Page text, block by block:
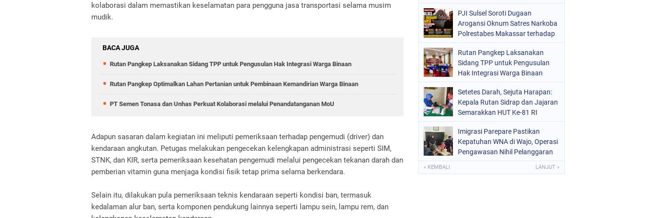
kolaborasi dalam memastikan keselamatan para pengguna jasa transportasi selama musim
mudik.
BACA JUGA
Rutan Pangkep Laksanakan Sidang TPP untuk Pengusulan Hak Integrasi Warga Binaan
Rutan Pangkep Optimalkan Lahan Pertanian untuk Pembinaan Kemandirian Warga Binaan
PT Semen Tonasa dan Unhas Perkuat Kolaborasi melalui Penandatanganan MoU
Adapun sasaran dalam kegiatan ini meliputi pemeriksaan terhadap pengemudi (driver) dan
kendaraan angkutan. Petugas melakukan pengecekan kelengkapan administrasi seperti SIM,
STNK, dan KIR, serta pemeriksaan kesehatan pengemudi melalui pengecekan tekanan darah dan
pemberian vitamin guna menjaga kondisi fisik tetap prima selama berkendara.
Selain itu, dilakukan pula pemeriksaan teknis kendaraan seperti kondisi ban, termasuk
kedalaman alur ban, serta komponen pendukung lainnya seperti lampu sein, lampu rem, dan
PJI Sulsel Soroti Dugaan
Arogansi Oknum Satres Narkoba
Polrestabes Makassar terhadap
Rutan Pangkep Laksanakan
Sidang TPP untuk Pengusulan
Hak Integrasi Warga Binaan
Setetes Darah, Sejuta Harapan:
Kepala Rutan Sidrap dan Jajaran
Semarakkan HUT Ke-81 RI
Imigrasi Parepare Pastikan
Kepatuhan WNA di Wajo, Operasi
Pengawasan Nihil Pelanggaran
« KEMBALI LANJUT »